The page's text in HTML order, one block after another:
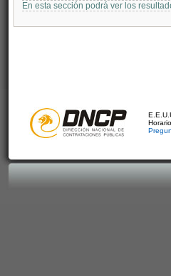
En esta sección podrá ver los